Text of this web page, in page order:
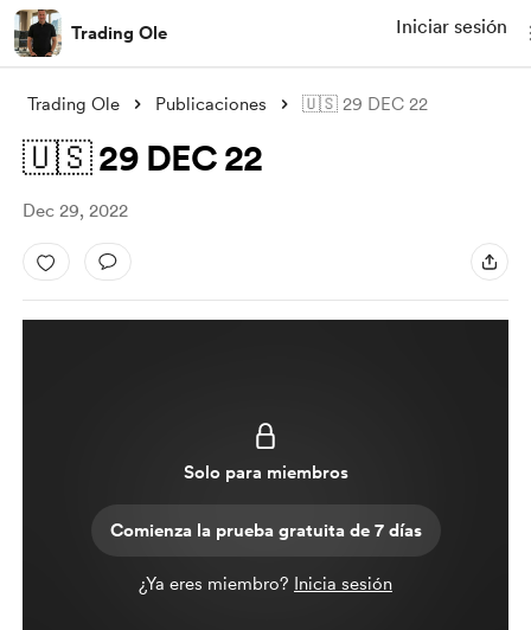
Trading Ole Iniciar sesión
Trading Ole Publicaciones 🇺🇸 29 DEC 22
🇺🇸 29 DEC 22
Dec 29, 2022
Solo para miembros
Comienza la prueba gratuita de 7 días
¿Ya eres miembro? Inicia sesión